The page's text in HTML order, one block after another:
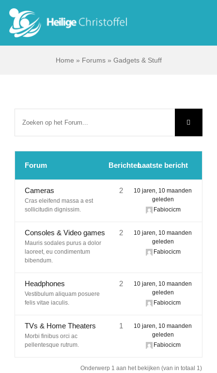
content
Ik zoek …
Bisdom Antwerpen
Home » Forums» Gadgets & Stuff
Forum BerichtenLaatste bericht
Cameras
Cras eleifend massa a est
sollicitudin dignissim.
2
10 jaren, 10 maanden
geleden
Fabiocicm
Consoles & Video games
Mauris sodales purus a dolor
laoreet, eu condimentum
bibendum.
2
10 jaren, 10 maanden
geleden
Fabiocicm
Headphones
Vestibulum aliquam posuere
felis vitae iaculis.
2
10 jaren, 10 maanden
geleden
Fabiocicm
TVs & Home Theaters
Morbi finibus orci ac
pellentesque rutrum.
1
10 jaren, 10 maanden
geleden
Fabiocicm
Onderwerp 1 aan het bekijken (van in totaal 1)